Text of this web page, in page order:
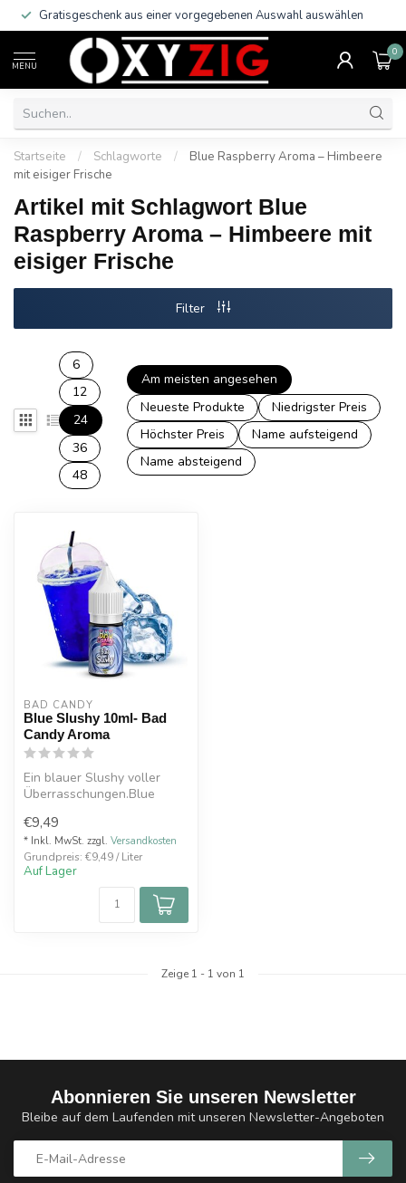
Gratisgeschenk aus einer vorgegebenen Auswahl auswählen
MENU
0
Startseite / Schlagworte /
Blue Raspberry Aroma – Himbeere
mit eisiger Frische
Artikel mit Schlagwort Blue
Raspberry Aroma – Himbeere mit
eisiger Frische
Filter
6
12
24
36
48
Am meisten angesehen
Neueste Produkte
Niedrigster Preis
Höchster Preis
Name aufsteigend
Name absteigend
BAD CANDY
Blue Slushy 10ml- Bad
Candy Aroma
Ein blauer Slushy voller
Überrasschungen.Blue
Aroma
€9,49
* Inkl. MwSt. zzgl. Versandkosten
Grundpreis: €9,49 / Liter
Auf Lager
Zeige 1 - 1 von 1
Abonnieren Sie unseren Newsletter
Bleibe auf dem Laufenden mit unseren Newsletter-Angeboten